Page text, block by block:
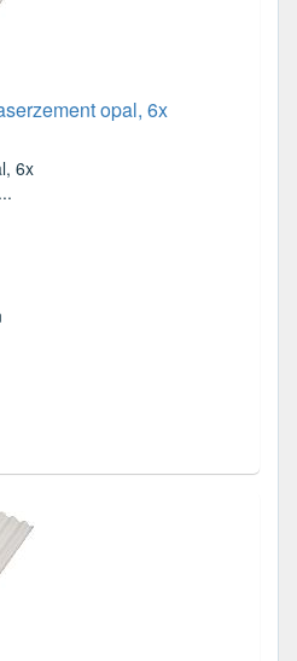
opal, 6x
6x